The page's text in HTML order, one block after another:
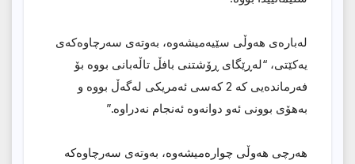
لەبارەی هەوڵی سێیەمیشەوە، بەوتەی سەرچاوەکەی
یەکێتی، “لەڕێگای ڕۆشتنی بافڵ تاڵەبانی بووە بۆ
فەرماندەیی کە 2 کەسی ئەمریکی لەگەڵ بووە و
بەهۆی بوونی ئەو دوانەوە ئەنجام نەدراوە.”
هەرچی هەوڵی چوارەمیشەوە، بەوتەی سەرچاوەکە